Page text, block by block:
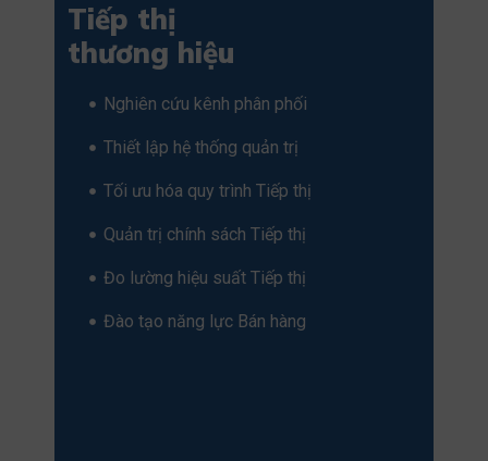
Tiếp thị
thương hiệu
Nghiên cứu kênh phân phối
Thiết lập hệ thống quản trị
Tối ưu hóa quy trình Tiếp thị
Quản trị chính sách Tiếp thị
Đo lường hiệu suất Tiếp thị
Đào tạo năng lực Bán hàng